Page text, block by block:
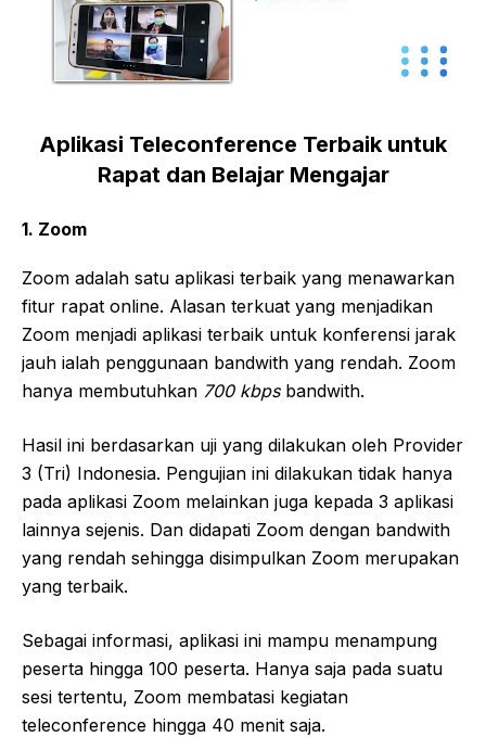
Aplikasi Teleconference Terbaik untuk
Rapat dan Belajar Mengajar
1. Zoom
Zoom adalah satu aplikasi terbaik yang menawarkan
fitur rapat online. Alasan terkuat yang menjadikan
Zoom menjadi aplikasi terbaik untuk konferensi jarak
jauh ialah penggunaan bandwith yang rendah. Zoom
hanya membutuhkan 700 kbps bandwith.
Hasil ini berdasarkan uji yang dilakukan oleh Provider
3 (Tri) Indonesia. Pengujian ini dilakukan tidak hanya
pada aplikasi Zoom melainkan juga kepada 3 aplikasi
lainnya sejenis. Dan didapati Zoom dengan bandwith
yang rendah sehingga disimpulkan Zoom merupakan
yang terbaik.
Sebagai informasi, aplikasi ini mampu menampung
peserta hingga 100 peserta. Hanya saja pada suatu
sesi tertentu, Zoom membatasi kegiatan
teleconference hingga 40 menit saja.